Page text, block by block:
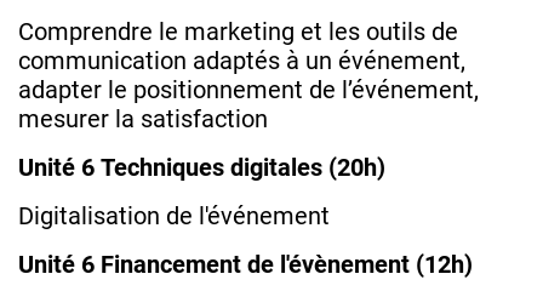
Comprendre le marketing et les outils de
communication adaptés à un événement,
adapter le positionnement de l’événement,
mesurer la satisfaction
Unité 6 Techniques digitales (20h)
Digitalisation de l'événement
Unité 6 Financement de l'évènement (12h)